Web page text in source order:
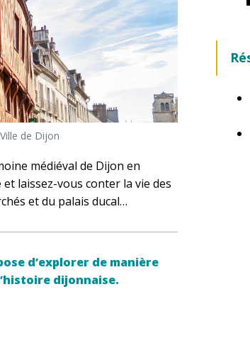
de Dijon
médiéval de Dijon en
laissez-vous conter la vie des
et du palais ducal…
d’explorer de manière
dijonnaise.